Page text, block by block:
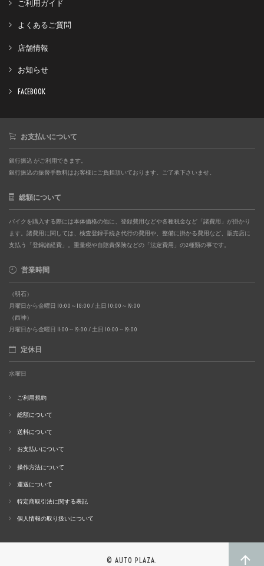
ご利用ガイド
よくあるご質問
店舗情報
お知らせ
FACEBOOK
お支払いについて
銀行振込 がご利用できます。
銀行振込の振替手数料はお客様にご負担頂いております。ご了承下さいませ。
総額について
バイクを購入する際には本体価格の他に、登録費用などや各種税金など「諸費用」が掛かり
ます。諸費用に関しては、検査登録手続き代行の費用や、整備に掛かる費用など、販売店に
支払う「登録諸経費」。重量税や自賠責保険などの「法定費用」の2種類の事です。
営業時間
（明石）
月曜日から金曜日 10:00～18:00 / 土日 10:00～19:00
（西神）
月曜日から金曜日 11:00～19:00 / 土日 10:00～19:00
定休日
水曜日
ご利用規約
総額について
送料について
お支払いについて
操作方法について
運送について
特定商取引法に関する表記
個人情報の取り扱いについて
© AUTO PLAZA.